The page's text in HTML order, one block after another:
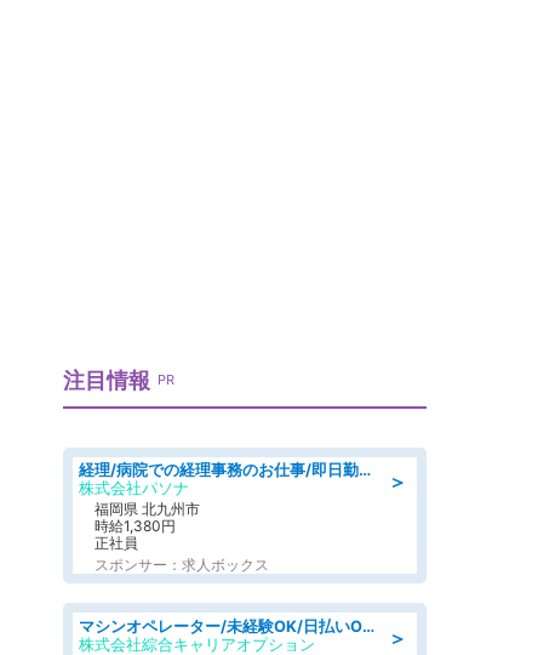
注目情報 PR
＞
経理/病院での経理事務のお仕事/即日勤務可/車通勤可/経理/一般事務
株式会社パソナ
福岡県 北九州市
時給1,380円
正社員
スポンサー：求人ボックス
＞
マシンオペレーター/未経験OK/日払いOK/交替制/20・30・40代活躍中/製造 工場
株式会社綜合キャリアオプション